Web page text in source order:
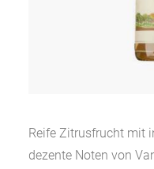
Reife Zitrusfrucht mit
dezente Noten von